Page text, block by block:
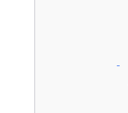
-